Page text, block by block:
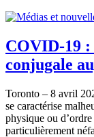
COVID-19 :
conjugale
Toronto – 8 avril
se caractérise
physique ou
particulièrement